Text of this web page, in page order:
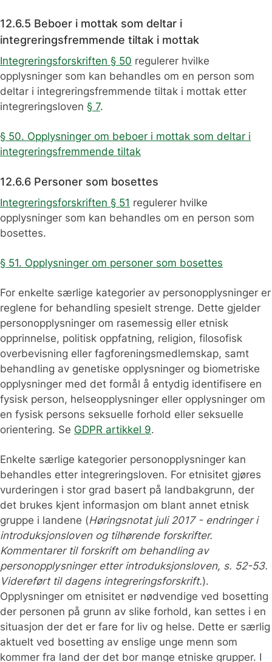
12.6.5 Beboer i mottak som deltar i
integreringsfremmende tiltak i mottak
Integreringsforskriften § 50 regulerer hvilke
opplysninger som kan behandles om en person som
deltar i integreringsfremmende tiltak i mottak etter
integreringsloven § 7.
§ 50. Opplysninger om beboer i mottak som deltar i
integreringsfremmende tiltak
12.6.6 Personer som bosettes
Integreringsforskriften § 51 regulerer hvilke
opplysninger som kan behandles om en person som
bosettes.
§ 51. Opplysninger om personer som bosettes
For enkelte særlige kategorier av personopplysninger er
reglene for behandling spesielt strenge. Dette gjelder
personopplysninger om rasemessig eller etnisk
opprinnelse, politisk oppfatning, religion, filosofisk
overbevisning eller fagforeningsmedlemskap, samt
behandling av genetiske opplysninger og biometriske
opplysninger med det formål å entydig identifisere en
fysisk person, helseopplysninger eller opplysninger om
en fysisk persons seksuelle forhold eller seksuelle
orientering. Se GDPR artikkel 9.
Enkelte særlige kategorier personopplysninger kan
behandles etter integreringsloven. For etnisitet gjøres
vurderingen i stor grad basert på landbakgrunn, der
det brukes kjent informasjon om blant annet etnisk
gruppe i landene (Høringsnotat juli 2017 - endringer i
introduksjonsloven og tilhørende forskrifter.
Kommentarer til forskrift om behandling av
personopplysninger etter introduksjonsloven, s. 52-53.
Videreført til dagens integreringsforskrift.).
Opplysninger om etnisitet er nødvendige ved bosetting
der personen på grunn av slike forhold, kan settes i en
situasjon der det er fare for liv og helse. Dette er særlig
aktuelt ved bosetting av enslige unge menn som
kommer fra land der det bor mange etniske grupper. I